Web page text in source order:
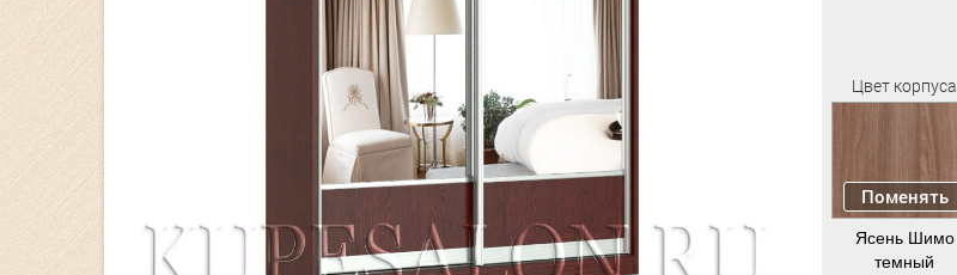
Цвет корпуса
Поменять
Ясень Шимо
темный